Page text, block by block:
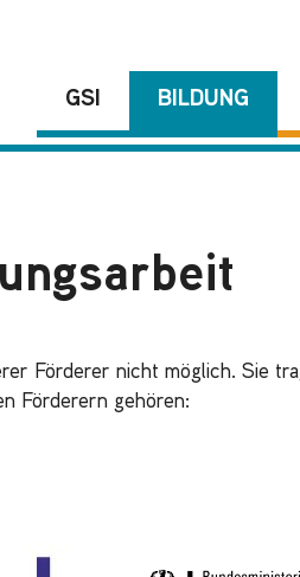
GSI BILDUNG
Förderer nicht möglich. Sie
Förderern gehören: